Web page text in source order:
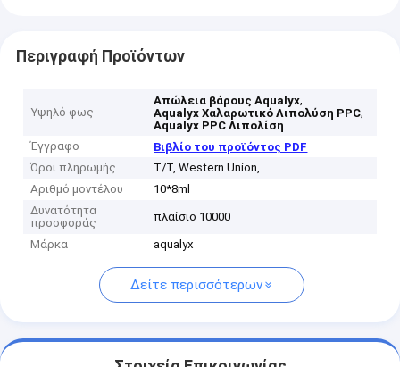
Περιγραφή Προϊόντων
Υψηλό φως
Απώλεια βάρους Aqualyx,
Aqualyx Χαλαρωτικό Λιπολύση PPC,
Aqualyx PPC Λιπολίση
Έγγραφο
Βιβλίο του προϊόντος PDF
Όροι πληρωμής
T/T, Western Union,
Αριθμό μοντέλου
10*8ml
Δυνατότητα
προσφοράς
πλαίσιο 10000
Μάρκα aqualyx
Δείτε περισσότερων